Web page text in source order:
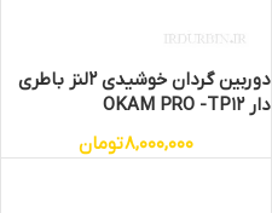
دوربین گردان خوشیدی 2لنز باطری
دار OKAM PRO -TP12
8,000,000تومان